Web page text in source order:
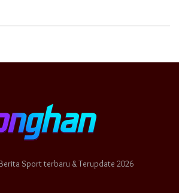
Sport terbaru & Terupdate 2026